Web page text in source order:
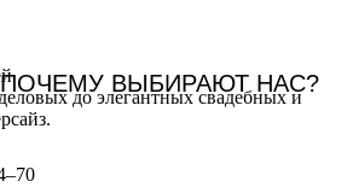
ПОЧЕМУ ВЫБИРАЮТ НАС?
до элегантных свадебных и